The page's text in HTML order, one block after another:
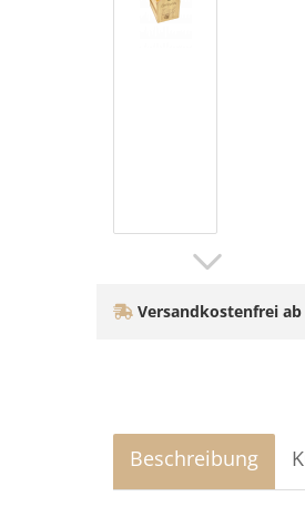
Versandkostenfrei ab
Beschreibung